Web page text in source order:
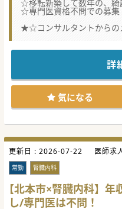
☆移転新築して数年の、綺
☆専門医資格不問での募集
★☆コンサルタントから
さいたま市からの通勤も
週4日に加えて週1回の早
当直は基本的にありませ
うことも可能！
業務負担を落としてご勤
院です。
#秋入職可
詳
気になる
更新日 : 2026-07-22 医師求
常勤 腎臓内科
【北本市×腎臓内科】
し/専門医は不問！